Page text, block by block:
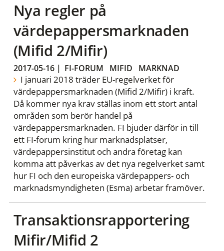
Nya regler på
värdepappersmarknaden
(Mifid 2/Mifir)
2017-05-16| FI-FORUM MIFID MARKNAD
I januari 2018 träder EU-regelverket för
värdepappersmarknaden (Mifid 2/Mifir) i kraft.
Då kommer nya krav ställas inom ett stort antal
områden som berör handel på
värdepappersmarknaden. FI bjuder därför in till
ett FI-forum kring hur marknadsplatser,
värdepappersinstitut och andra företag kan
komma att påverkas av det nya regelverket samt
hur FI och den europeiska värdepappers- och
marknadsmyndigheten (Esma) arbetar framöver.
Transaktionsrapportering
Mifir/Mifid 2